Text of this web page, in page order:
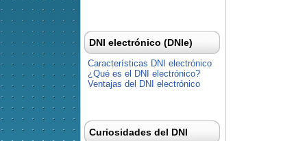
DNI electrónico (DNIe)
Características DNI electrónico
¿Qué es el DNI electrónico?
Ventajas del DNI electrónico
Curiosidades del DNI